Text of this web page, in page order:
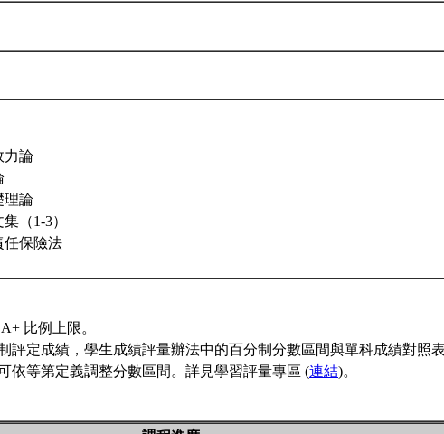
力論
理論
（1-3）
任保險法
比例上限。
評定成績，學生成績評量辦法中的百分制分數區間與單科成績對照
依等第定義調整分數區間。詳見學習評量專區 (連結)。